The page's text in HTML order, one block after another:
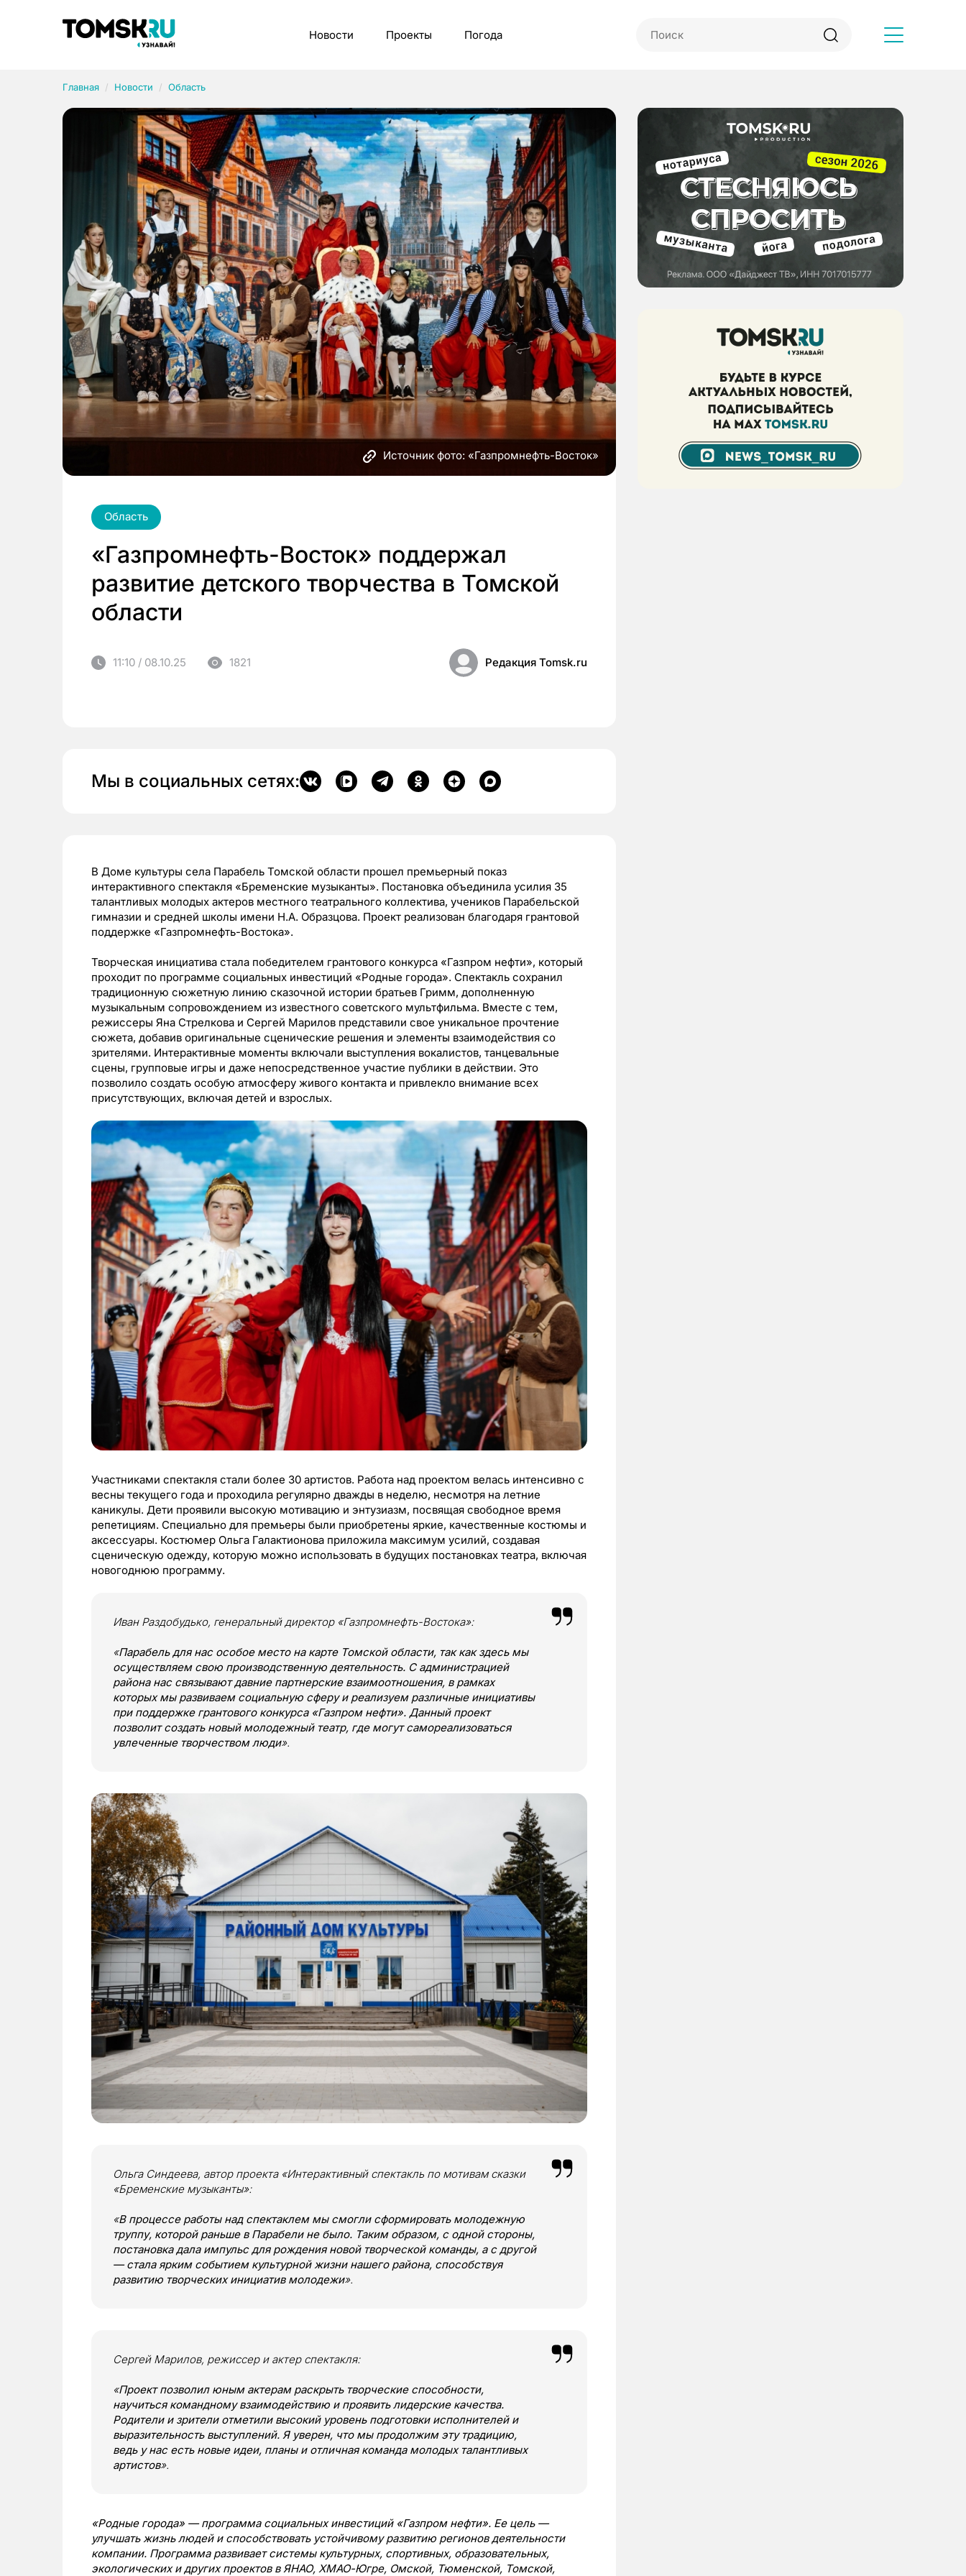
Новости Проекты Погода
Главная Новости Область
Источник фото: «Газпромнефть-Восток»
Область
«Газпромнефть-Восток» поддержал
развитие детского творчества в Томской
области
11:10 / 08.10.25 1821 Редакция Tomsk.ru
Мы в социальных сетях:
В Доме культуры села Парабель Томской области прошел премьерный показ
интерактивного спектакля «Бременские музыканты». Постановка объединила усилия 35
талантливых молодых актеров местного театрального коллектива, учеников Парабельской
гимназии и средней школы имени Н.А. Образцова. Проект реализован благодаря грантовой
поддержке «Газпромнефть-Востока».
Творческая инициатива стала победителем грантового конкурса «Газпром нефти», который
проходит по программе социальных инвестиций «Родные города». Спектакль сохранил
традиционную сюжетную линию сказочной истории братьев Гримм, дополненную
музыкальным сопровождением из известного советского мультфильма. Вместе с тем,
режиссеры Яна Стрелкова и Сергей Марилов представили свое уникальное прочтение
сюжета, добавив оригинальные сценические решения и элементы взаимодействия со
зрителями. Интерактивные моменты включали выступления вокалистов, танцевальные
сцены, групповые игры и даже непосредственное участие публики в действии. Это
позволило создать особую атмосферу живого контакта и привлекло внимание всех
присутствующих, включая детей и взрослых.
Участниками спектакля стали более 30 артистов. Работа над проектом велась интенсивно с
весны текущего года и проходила регулярно дважды в неделю, несмотря на летние
каникулы. Дети проявили высокую мотивацию и энтузиазм, посвящая свободное время
репетициям. Специально для премьеры были приобретены яркие, качественные костюмы и
аксессуары. Костюмер Ольга Галактионова приложила максимум усилий, создавая
сценическую одежду, которую можно использовать в будущих постановках театра, включая
новогоднюю программу.
Иван Раздобудько, генеральный директор «Газпромнефть-Востока»:
«Парабель для нас особое место на карте Томской области, так как здесь мы
осуществляем свою производственную деятельность. С администрацией
района нас связывают давние партнерские взаимоотношения, в рамках
которых мы развиваем социальную сферу и реализуем различные инициативы
при поддержке грантового конкурса «Газпром нефти». Данный проект
позволит создать новый молодежный театр, где могут самореализоваться
увлеченные творчеством люди».
Ольга Синдеева, автор проекта «Интерактивный спектакль по мотивам сказки
«Бременские музыканты»:
«В процессе работы над спектаклем мы смогли сформировать молодежную
труппу, которой раньше в Парабели не было. Таким образом, с одной стороны,
постановка дала импульс для рождения новой творческой команды, а с другой
— стала ярким событием культурной жизни нашего района, способствуя
развитию творческих инициатив молодежи».
Сергей Марилов, режиссер и актер спектакля:
«Проект позволил юным актерам раскрыть творческие способности,
научиться командному взаимодействию и проявить лидерские качества.
Родители и зрители отметили высокий уровень подготовки исполнителей и
выразительность выступлений. Я уверен, что мы продолжим эту традицию,
ведь у нас есть новые идеи, планы и отличная команда молодых талантливых
артистов».
«Родные города» — программа социальных инвестиций «Газпром нефти». Ее цель —
улучшать жизнь людей и способствовать устойчивому развитию регионов деятельности
компании. Программа развивает системы культурных, спортивных, образовательных,
экологических и других проектов в ЯНАО, ХМАО-Югре, Омской, Тюменской, Томской,
Рубрики